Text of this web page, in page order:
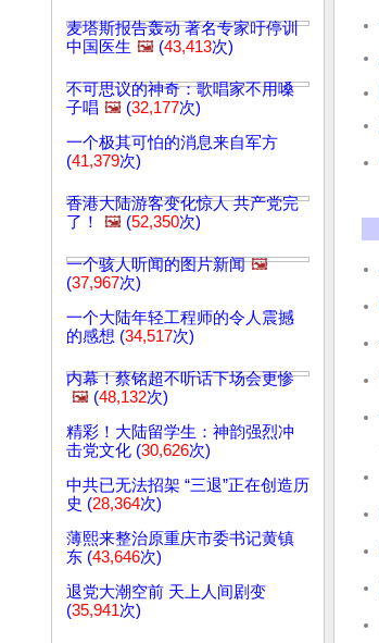
麦塔斯报告轰动 著名专家吁停训
中国医生 🖼️ (43,413次)
不可思议的神奇：歌唱家不用嗓
子唱 🖼️ (32,177次)
一个极其可怕的消息来自军方
(41,379次)
香港大陆游客变化惊人 共产党完
了！
🖼️ (52,350次)
一个骇人听闻的图片新闻 🖼️
(37,967次)
一个大陆年轻工程师的令人震撼
的感想 (34,517次)
内幕！蔡铭超不听话下场会更惨
🖼️ (48,132次)
精彩！大陆留学生：神韵强烈冲
击党文化 (30,626次)
中共已无法招架 “三退”正在创造历
史 (28,364次)
薄熙来整治原重庆市委书记黄镇
东 (43,646次)
退党大潮空前 天上人间剧变
(35,941次)